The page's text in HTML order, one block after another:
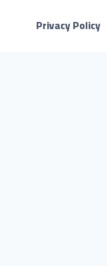
Privacy Policy